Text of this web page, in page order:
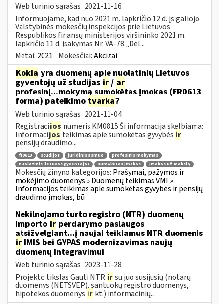
Web turinio sąrašas 2021-11-16
Informuojame, kad nuo 2021 m. lapkričio 12 d. įsigaliojo
Valstybinės mokesčių inspekcijos prie Lietuvos
Respublikos finansų ministerijos viršininko 2021 m.
lapkričio 11 d. įsakymas Nr. VA-78 „Dėl...
Metai: 2021 Mokesčiai:Akcizai
Kokia yra duomenų apie nuolatinių Lietuvos
gyventojų už studijas ir / ar
profesinį...mokymą sumokėtas įmokas (FR0613
forma) pateikimo tvarka?
Web turinio sąrašas 2021-11-04
Registracijos numeris KM0815 Ši informacija skelbiama:
Informacijosteikimas apie sumokėtas gyvybės ir
pensijų draudimo...
fr0613 studijos juridinis asmuo
profesinis mokymas
nuolatinis lietuvos gyventojas
sumokėtos įmokos įmokos už mokslą
Mokesčių žinyno kategorijos: Prašymai, pažymos ir
mokėjimo duomenys » Duomenų teikimas VMI »
Informacijos teikimas apie sumokėtas gyvybės ir pensijų
draudimo įmokas, bū
Nekilnojamo turto registro (NTR) duomenų
importo ir perdarymo paslaugos
atsižvelgiant...į naujai teikiamus NTR duomenis
ir IMIS bei GYPAS modernizavimas naujų
duomenų integravimui
Web turinio sąrašas 2023-11-28
Projekto tikslas Gauti NTR irsu juo susijusių (notarų
duomenys (NETSVEP), santuokų registro duomenys,
hipotekos duomenys ir kt.) informacinių...